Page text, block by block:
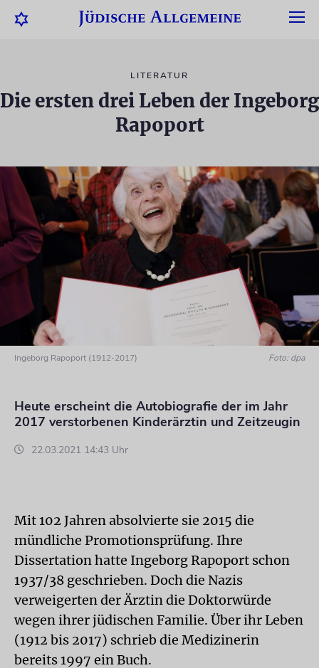
LITERATUR
Die ersten drei Leben der Ingeborg
Rapoport
Ingeborg Rapoport (1912-2017) Foto: dpa
Heute erscheint die Autobiografie der im Jahr
2017 verstorbenen Kinderärztin und Zeitzeugin
22.03.2021 14:43 Uhr
Mit 102 Jahren absolvierte sie 2015 die
mündliche Promotionsprüfung. Ihre
Dissertation hatte Ingeborg Rapoport schon
1937/38 geschrieben. Doch die Nazis
verweigerten der Ärztin die Doktorwürde
wegen ihrer jüdischen Familie. Über ihr Leben
(1912 bis 2017) schrieb die Medizinerin
bereits 1997 ein Buch.